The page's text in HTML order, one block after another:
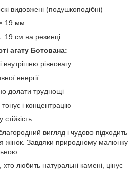
видовжені (подушкоподібні)
19 мм
: 19 см на резинці
агату Ботсвана:
внутрішню рівновагу
енергії
долати труднощі
і концентрацію
вигляд і чудово підходить
жінок. Завдяки природному малюнку
любить натуральні камені, цінує